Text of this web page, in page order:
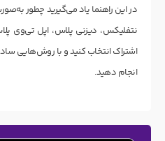
در این راهنما یاد می‌گیرید چطور
اشتراک انتخاب کنید و با روش‌هایی
انجام دهید.